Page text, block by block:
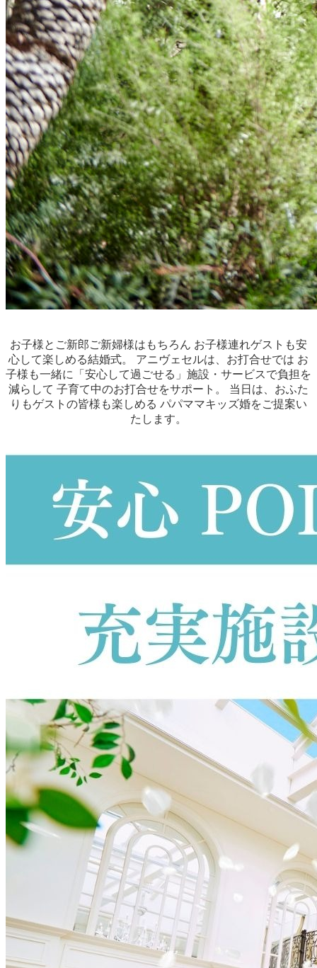
お子様とご新郎ご新婦様はもちろん お子様連れゲストも安
心して楽しめる結婚式。 アニヴェセルは、お打合せでは お
子様も一緒に「安心して過ごせる」施設・サービスで負担を
減らして 子育て中のお打合せをサポート。 当日は、おふた
りもゲストの皆様も楽しめる パパママキッズ婚をご提案い
たします。